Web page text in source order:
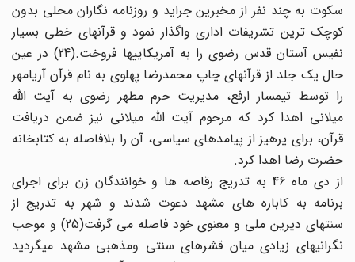
سکوت به چند نفر از مخبرین جراید و روزنامه نگاران محلی بدون
کوچک ترین تشریفات اداری واگذار نمود و قرآنهای خطی بسیار
نفیس آستان قدس رضوی را به آمریکاییها فروخت.(24) در عین
حال یک جلد از قرآنهای چاپ محمدرضا پهلوی به نام قرآن آریامهر
را توسط تیمسار ارفع، مدیریت حرم مطهر رضوی به آیت الله
میلانی اهدا کرد که مرحوم آیت الله میلانی نیز ضمن دریافت
قرآن، برای پرهیز از پیامدهای سیاسی، آن را بلافاصله به کتابخانه
حضرت رضا اهدا کرد.
از دی ماه 46 به تدریج رقاصه ها و خوانندگان زن برای اجرای
برنامه به کاباره های مشهد دعوت شدند و شهر به تدریج از
سنتهای دیرین ملی و معنوی خود فاصله می گرفت(25) و موجب
نگرانیهای زیادی میان قشرهای سنتی ومذهبی مشهد میگردید